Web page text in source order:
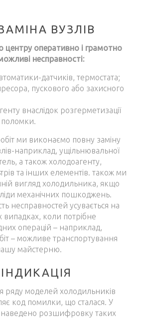
ВУЗЛІВ
центру оперативно і грамотно
несправності:
датчиків, термостата;
пускового або захисного
внаслідок розгерметизації
поломки.
ми виконаємо повну заміну
наприклад, ущільнювальної
а також холодоагенту,
та інших елементів. також ми
вигляд холодильника, якщо
механічних пошкоджень.
несправностей усувається на
випадках, коли потрібне
операцій – наприклад,
– можливе транспортування
майстерню.
ряду моделей холодильників
код помилки, що сталася. У
наведено розшифровку таких